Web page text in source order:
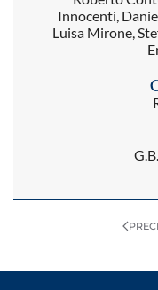
Innocenti,
Luisa Mirone,